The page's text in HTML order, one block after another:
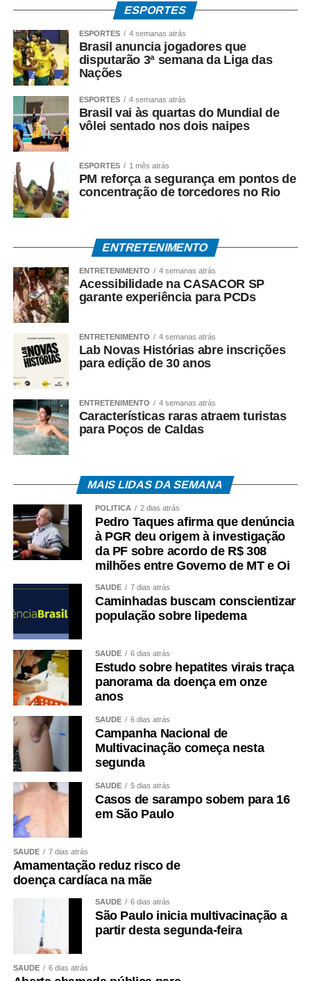
ESPORTES
ESPORTES 4 semanas atrás
Brasil anuncia jogadores que
disputarão 3ª semana da Liga das
Nações
ESPORTES 4 semanas atrás
Brasil vai às quartas do Mundial de
vôlei sentado nos dois naipes
ESPORTES 1 mês atrás
PM reforça a segurança em pontos de
concentração de torcedores no Rio
ENTRETENIMENTO
ENTRETENIMENTO 4 semanas atrás
Acessibilidade na CASACOR SP
garante experiência para PCDs
ENTRETENIMENTO 4 semanas atrás
Lab Novas Histórias abre inscrições
para edição de 30 anos
ENTRETENIMENTO 4 semanas atrás
Características raras atraem turistas
para Poços de Caldas
MAIS LIDAS DA SEMANA
POLÍTICA 2 dias atrás
Pedro Taques afirma que denúncia
à PGR deu origem à investigação
da PF sobre acordo de R$ 308
milhões entre Governo de MT e Oi
SAÚDE 7 dias atrás
Caminhadas buscam conscientizar
população sobre lipedema
SAÚDE 6 dias atrás
Estudo sobre hepatites virais traça
panorama da doença em onze
anos
SAÚDE 6 dias atrás
Campanha Nacional de
Multivacinação começa nesta
segunda
SAÚDE 5 dias atrás
Casos de sarampo sobem para 16
em São Paulo
SAÚDE 7 dias atrás
Amamentação reduz risco de
doença cardíaca na mãe
SAÚDE 6 dias atrás
São Paulo inicia multivacinação a
partir desta segunda-feira
SAÚDE 6 dias atrás